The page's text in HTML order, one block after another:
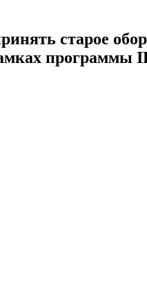
старое
программы